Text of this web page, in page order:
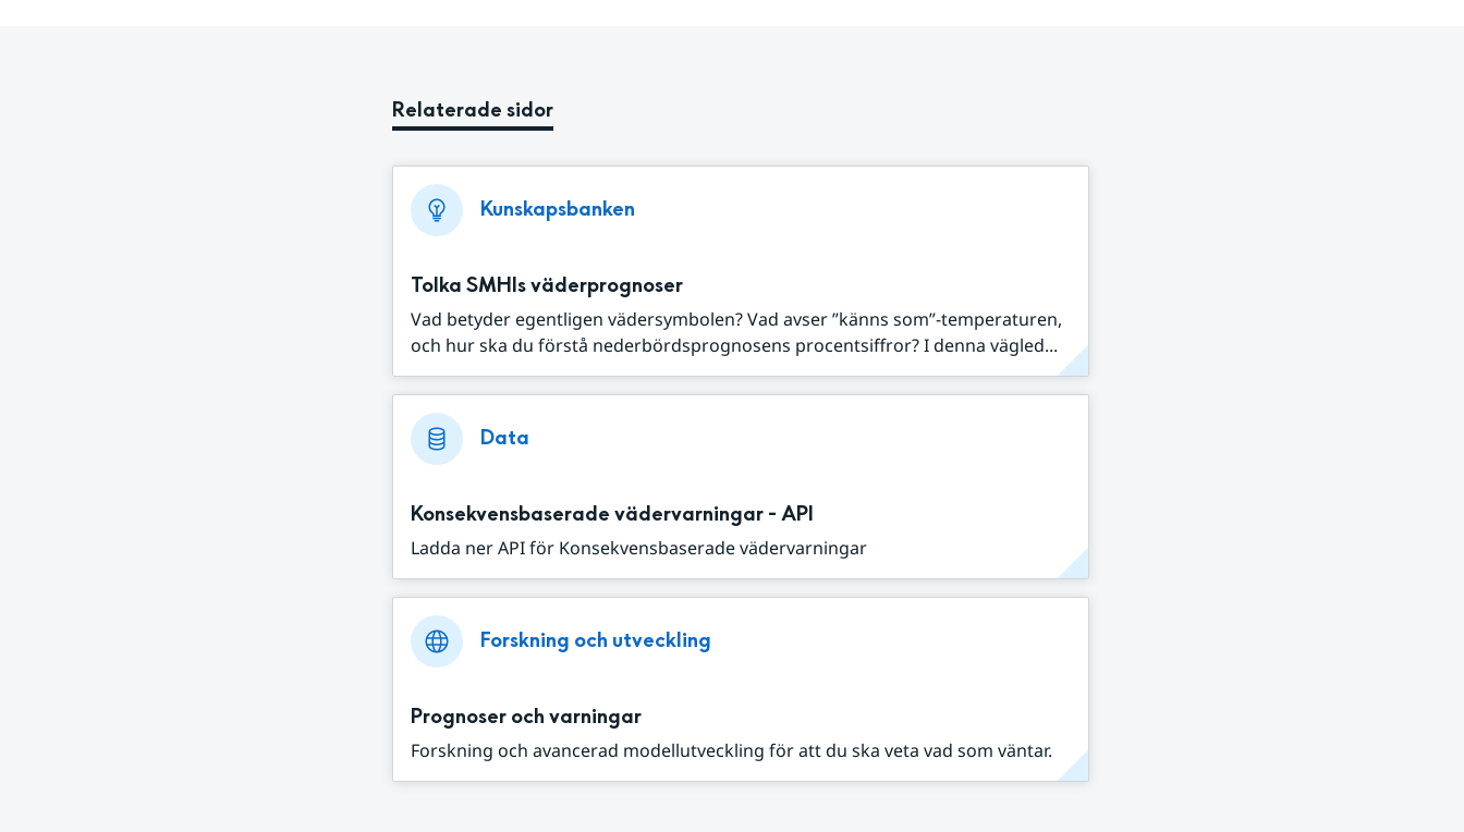
Relaterade sidor
Kunskapsbanken
Tolka SMHIs väderprognoser
Vad betyder egentligen vädersymbolen? Vad avser ”känns som”-temperaturen,
och hur ska du förstå nederbördsprognosens procentsiffror? I denna vägled...
Data
Konsekvensbaserade vädervarningar - API
Ladda ner API för Konsekvensbaserade vädervarningar
Forskning och utveckling
Prognoser och varningar
Forskning och avancerad modellutveckling för att du ska veta vad som väntar.